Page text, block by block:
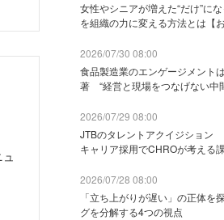
女性やシニアが増えた“だけ”に
を組織の力に変える方法とは【
2026/07/30 08:00
食品製造業のエンゲージメント
著 “経営と現場をつなげない中
2026/07/29 08:00
JTBのタレントアクイジション
キャリア採用でCHROが考える
2026/07/28 08:00
「立ち上がりが遅い」の正体
グを分解する4つの視点